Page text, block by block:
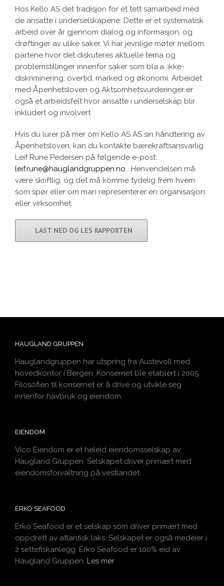
Hos Kello AS det tradisjon for et tett samarbeid med
de ansatte i underselskapene. Dette er et systematisk
arbeid over år gjennom dialog og informasjon, og
drøftinger av ulike saker. Vi har jevnlige møter mellom
partene hvor det diskuteres aktuelle tema og
problemstillinger innenfor saker som bla.a. ikke-
diskriminering, overtid, marked og økonomi. Arbeidet
med Åpenhetsloven og Aktsomhetsvurderinger er
også et arbeidsfelt hvor ansatte i underselskap blir
inkludert og involvert.
Hvis du lurer på mer om Kello AS AS sin håndtering av
Åpenhetsloven, kan du kontakte bærekraftsansvarlig
Leif Rune Pedersen på følgende e-post:
leif.rune@hauglandgruppen.no . Henvendelsen må
være skriftlig, og det må komme tydelig frem hvem
som spør eller om man representerer en organisasjon
eller virksomhet.
LAST NED OG LES RAPPORTEN
HAUGLAND GRUPPEN
Hauglandgruppen har utspring fra Austevoll med
hovedkontor i Bergen. Konsernet ble etablert i 2005.
Filosofien til konsernet er å drive og utvikle seg
innenfor havbruk og eiendom.
EIENDOM
Vico Eiendom er et heleid eiendomsselskap av
Haugland Gruppen. Selskapet driver primært med
eiendomsforvaltning på vestlandet.
ERKO SEAFOOD
Erko Seafood er et selskap som driver primært med
oppdrett av atlantisk laks. Selskapet er også medeier i
2 settefiskanlegg. Erko Seafood er 100% eid av
Haugland Gruppen. Les mer